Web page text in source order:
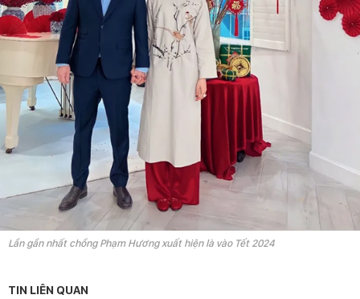
Lần gần nhất chồng Phạm Hương xuất hiện là vào Tết 2024
TIN LIÊN QUAN